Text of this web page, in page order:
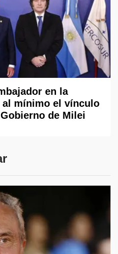
en la
al mínimo el vínculo
de Milei